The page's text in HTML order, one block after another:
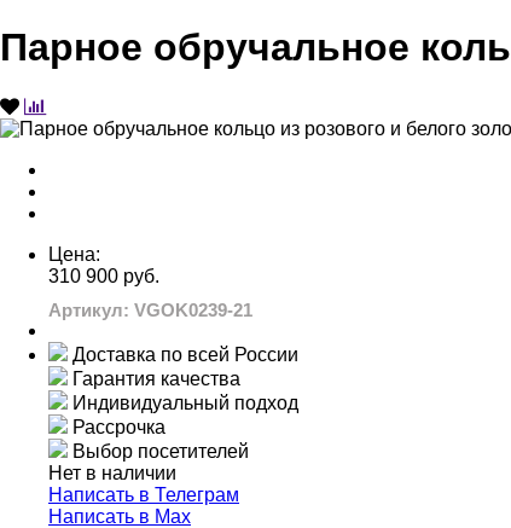
Парное обручальное
Цена:
310 900 руб.
Артикул: VGOK0239-21
Доставка по всей России
Гарантия качества
Индивидуальный подход
Рассрочка
Выбор посетителей
Нет в наличии
Написать в Телеграм
Написать в Мах